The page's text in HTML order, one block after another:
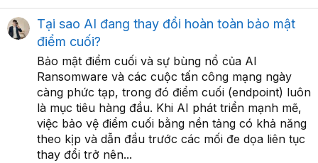
Tại sao AI đang thay đổi hoàn toàn bảo mật
điểm cuối?
Bảo mật điểm cuối và sự bùng nổ của AI
Ransomware và các cuộc tấn công mạng ngày
càng phức tạp, trong đó điểm cuối (endpoint) luôn
là mục tiêu hàng đầu. Khi AI phát triển mạnh mẽ,
việc bảo vệ điểm cuối bằng nền tảng có khả năng
theo kịp và dẫn đầu trước các mối đe dọa liên tục
thay đổi trở nên...